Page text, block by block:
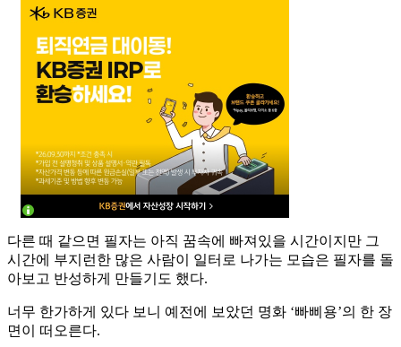
다른 때 같으면 필자는 아직 꿈속에 빠져있을 시간이지만 그
시간에 부지런한 많은 사람이 일터로 나가는 모습은 필자를 돌
아보고 반성하게 만들기도 했다.
너무 한가하게 있다 보니 예전에 보았던 명화 ‘빠삐용’의 한 장
면이 떠오른다.